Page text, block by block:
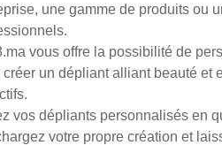
une gamme de produits ou
vous offre la possibilité de
créer un dépliant alliant beauté et
vos dépliants personnalisés en
votre propre création et